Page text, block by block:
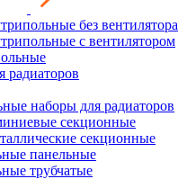
без вентилятора
с вентилятором
наборы для радиаторов
секционные
секционные
панельные
трубчатые